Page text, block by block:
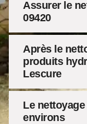
Assurer le
09420
Après le
produits
Lescure
Le
environs